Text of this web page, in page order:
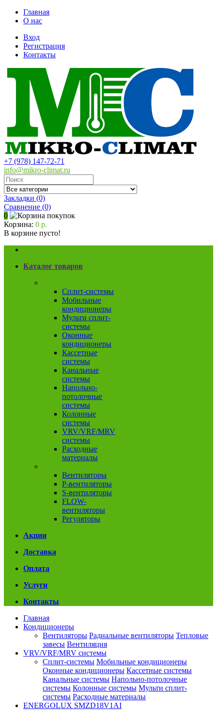
Главная
О нас
Вход
Регистрация
Контакты
+7 (978) 147-72-71
info@mikro-climat.ru
Закладки (0)
Сравнение (0)
0
Корзина: 0 р.
В корзине пусто!
Каталог товаров
Сплит-системы
Мобильные
кондиционеры
Мульти сплит-
системы
Оконные
кондиционеры
Кассетные
системы
Канальные
системы
Напольно-
потолочные
системы
Колонные
системы
VRV/VRF/MRV
системы
Расходные
материалы
Вентиляторы
P-вентиляторы
S-вентиляторы
FLOW-
вентиляторы
Регуляторы
Акции
Доставка
Оплата
Услуги
Контакты
Главная
Кондиционеры
Вентиляторы Радиальные вентиляторы Тепловые
завесы Вентиляция
VRV/VRF/MRV системы
Сплит-системы Мобильные кондиционеры
Оконные кондиционеры Кассетные системы
Канальные системы Напольно-потолочные
системы Колонные системы Мульти сплит-
системы Расходные материалы
ENERGOLUX SMZD18V1AI